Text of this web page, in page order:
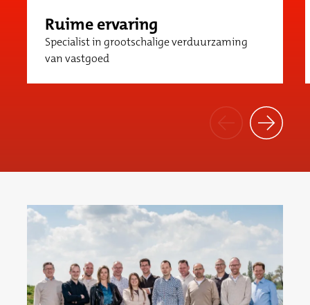
Ruime ervaring
Specialist in grootschalige verduurzaming
van vastgoed